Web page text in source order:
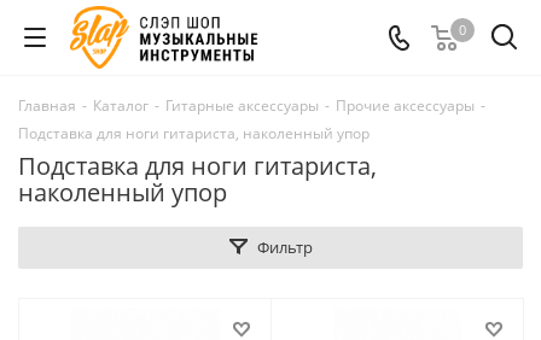
0
Главная - Каталог - Гитарные аксессуары - Прочие аксессуары -
Подставка для ноги гитариста, наколенный упор
Подставка для ноги гитариста,
наколенный упор
Фильтр